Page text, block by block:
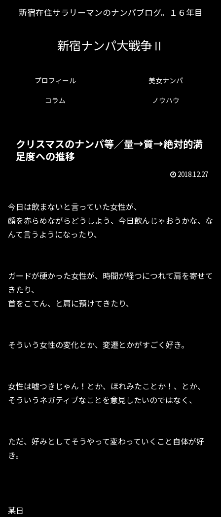
新宿在住サラリーマンのナンパブログ。１６年目
新宿ナンパ大戦争Ⅱ
プロフィール
美女ナンパ
コラム
ノウハウ
クリスマスのナンパ等／量→質→絶対的満
足度への推移
2018.12.27
今日は飲まないと言っていた女性が、
顔を赤らめながらどうしよう、今日飲んじゃおうかな、な
んて言うようになったり、
ガードが硬かった女性が、時間が経つにつれて肩を寄せて
きたり、
首をこてん、と肩に預けてきたり、
そういう女性の変化とか、変遷とかがすごく好き。
女性は嘘つきじゃん！とか、ほれみたことか！、とか、
そういうネガティブなことを意見したいのではなく、
ただ、好みとしてそうやって変わっていくこと自体が好
き。
某日